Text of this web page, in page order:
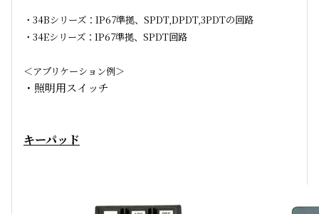
・34Bシリーズ：IP67準拠、SPDT,DPDT,3PDTの回路
・34Eシリーズ：IP67準拠、SPDT回路
＜アプリケーション例＞
・照明用スイッチ
キーパッド